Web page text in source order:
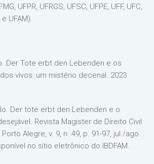
UFPR, UFRGS, UFSC, UFPE, UFF, UFC,
e UFAM).
Der Tote erbt den Lebenden e os
vivos: um mistério decenal. 2023
Der tote erbt den Lebenden e o
Revista Magister de Direito Civil
Alegre, v. 9, n. 49, p. 91-97, jul./ago.
no sítio eletrônico do IBDFAM.